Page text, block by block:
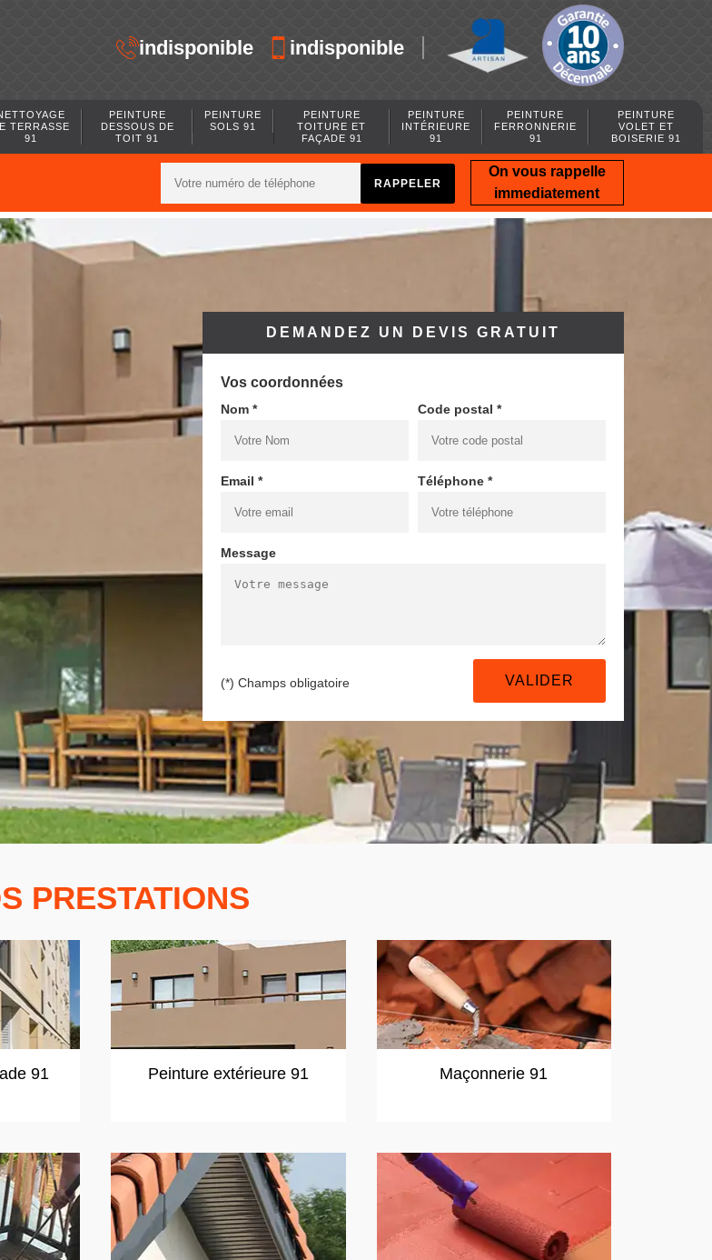
indisponible indisponible
TERRASSE
91
PEINTURE
DESSOUS DE
TOIT 91
PEINTURE
SOLS 91
PEINTURE
TOITURE ET
FAÇADE 91
PEINTURE
INTÉRIEURE
91
PEINTURE
FERRONNERIE
91
PEINTURE
VOLET ET
BOISERIE 91
On vous rappelle
immediatement
DEMANDEZ UN DEVIS GRATUIT
Vos coordonnées
Nom * Code postal *
Email * Téléphone *
Message
(*) Champs obligatoire
PRESTATIONS
91 Peinture extérieure 91 Maçonnerie 91